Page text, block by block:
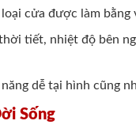
cửa được làm bằng
tiết, nhiệt độ bên
dễ tại hình cũng
Sống